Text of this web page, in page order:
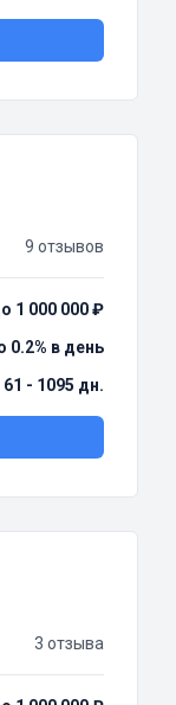
9 отзывов
1 000 000 ₽
0.2% в день
61 - 1095 дн.
3 отзыва